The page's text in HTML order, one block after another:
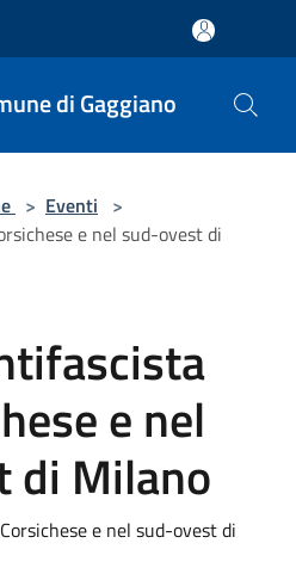
di Gaggiano
> Eventi >
e nel sud-ovest di
e nel
di Milano
e nel sud-ovest di